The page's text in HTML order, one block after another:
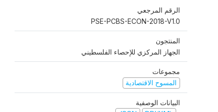
الرقم المرجعي
PSE-PCBS-ECON-2018-V1.0
المنتجون
الجهاز المركزي للإحصاء الفلسطيني
مجموعات
المسوح الاقتصادية
البيانات الوصفية